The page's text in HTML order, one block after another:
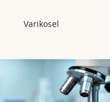
Varikosel